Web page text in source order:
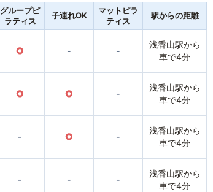
グループピ
ラティス
子連れOK
マットピラ
ティス
駅からの距離
○ - -
浅香山駅から
車で4分
○ ○ -
浅香山駅から
車で4分
- ○ -
浅香山駅から
車で4分
- - -
浅香山駅から
車で4分